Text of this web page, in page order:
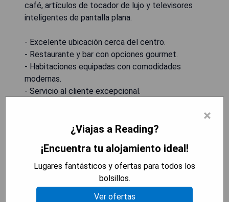
café, artículos de tocador de lujo y televisores
inteligentes de pantalla plana.
- Excelente ubicación cerca del centro.
- Restaurante y bar con opciones gourmet.
- Habitaciones equipadas con comodidades
modernas.
- Servicio al cliente excepcional.
Holiday Inn Maidenhead
Windsor (Maidenhead)
×
¿Viajas a Reading?
¡Encuentra tu alojamiento ideal!
Lugares fantásticos y ofertas para todos los
bolsillos.
Ver ofertas